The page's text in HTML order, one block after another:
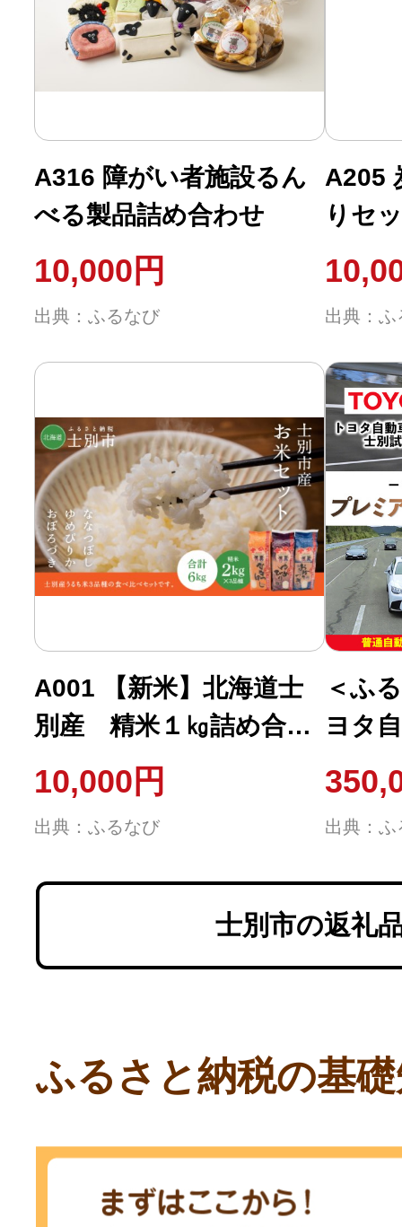
ふるさと納税の基礎知識
10秒ぴったり診断
自治体直営サイト特集
はじめるバイブルとは
よくあるご質問
問い合わせ
A316 障がい者施設るん
べる製品詰め合わせ
10,000円
出典：ふるなび
A205
りセ
出典：ふ
A001 【新米】北海道士
別産 精米１㎏詰め合わ
せ
10,000円
出典：ふるなび
＜ふ
ヨタ
試験
(2026
様) ト
試乗
ース
出典：ふ
士別市の返礼
ふるさと納税の基